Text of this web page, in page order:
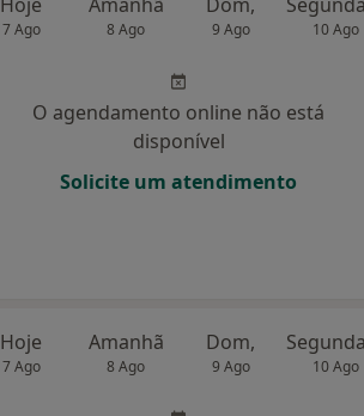
7 Ago 8 Ago 9 Ago 10 Ago
O agendamento online não está
disponível
Solicite um atendimento
Hoje
7 Ago
Amanhã
8 Ago
Dom,
9 Ago 10 Ago